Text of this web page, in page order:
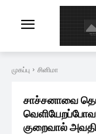
முகப்பு சினிமா
சாச்சனாவை
குறைவால்